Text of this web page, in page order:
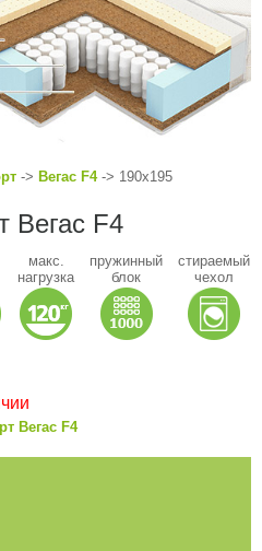
-> Вегас F4-> 190x195
Вегас F4
макс.
нагрузка
пружинный
блок
стираемый
чехол
Вегас F4